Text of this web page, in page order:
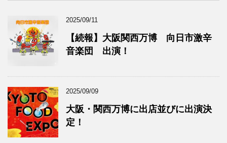
2025/09/11
【続報】大阪関西万博 向日市激辛
音楽団 出演！
2025/09/09
大阪・関西万博に出店並びに出演決
定！